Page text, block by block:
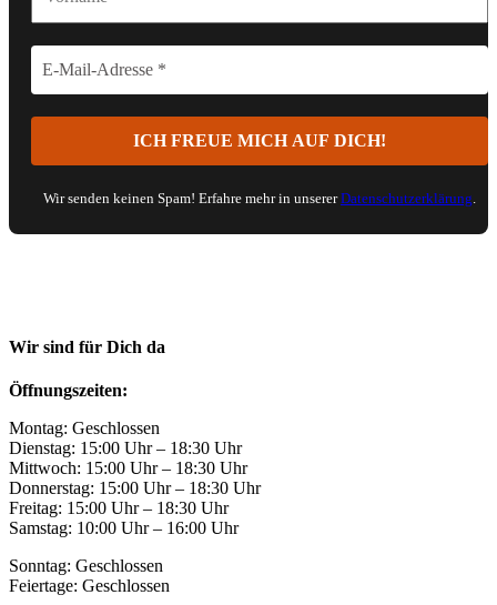
Wir senden keinen Spam! Erfahre mehr in unsererDatenschutzerklärung
Wir sind für Dich da
Öffnungszeiten:
Montag: Geschlossen
Dienstag: 15:00 Uhr – 18:30 Uhr
Mittwoch: 15:00 Uhr – 18:30 Uhr
Donnerstag: 15:00 Uhr – 18:30 Uhr
Freitag: 15:00 Uhr – 18:30 Uhr
Samstag: 10:00 Uhr – 16:00 Uhr
Sonntag: Geschlossen
Feiertage: Geschlossen